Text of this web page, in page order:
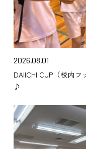
2026.08.01
DAIICHI CUP（校内
♪